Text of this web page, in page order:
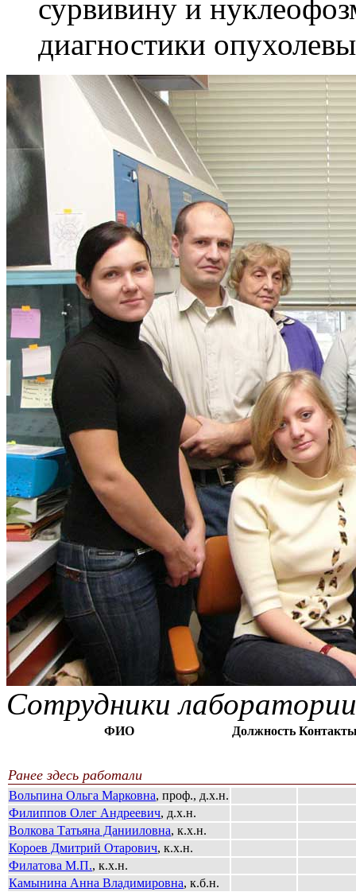
сурвивину и
диагностики
Сотрудники лаборатории
ФИО Должность
Ранее здесь работали
Вольпина Ольга Марковна, проф., д.х.н.
Филиппов Олег Андреевич, д.х.н.
Волкова Татьяна Данииловна, к.х.н.
Короев Дмитрий Отарович, к.х.н.
Филатова М.П., к.х.н.
Камынина Анна Владимировна, к.б.н.